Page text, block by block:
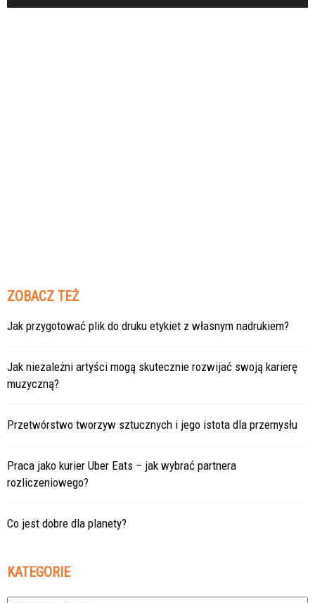
ZOBACZ TEŻ
Jak przygotować plik do druku etykiet z własnym nadrukiem?
Jak niezależni artyści mogą skutecznie rozwijać swoją karierę
muzyczną?
Przetwórstwo tworzyw sztucznych i jego istota dla przemysłu
Praca jako kurier Uber Eats – jak wybrać partnera
rozliczeniowego?
Co jest dobre dla planety?
KATEGORIE
Kategorie